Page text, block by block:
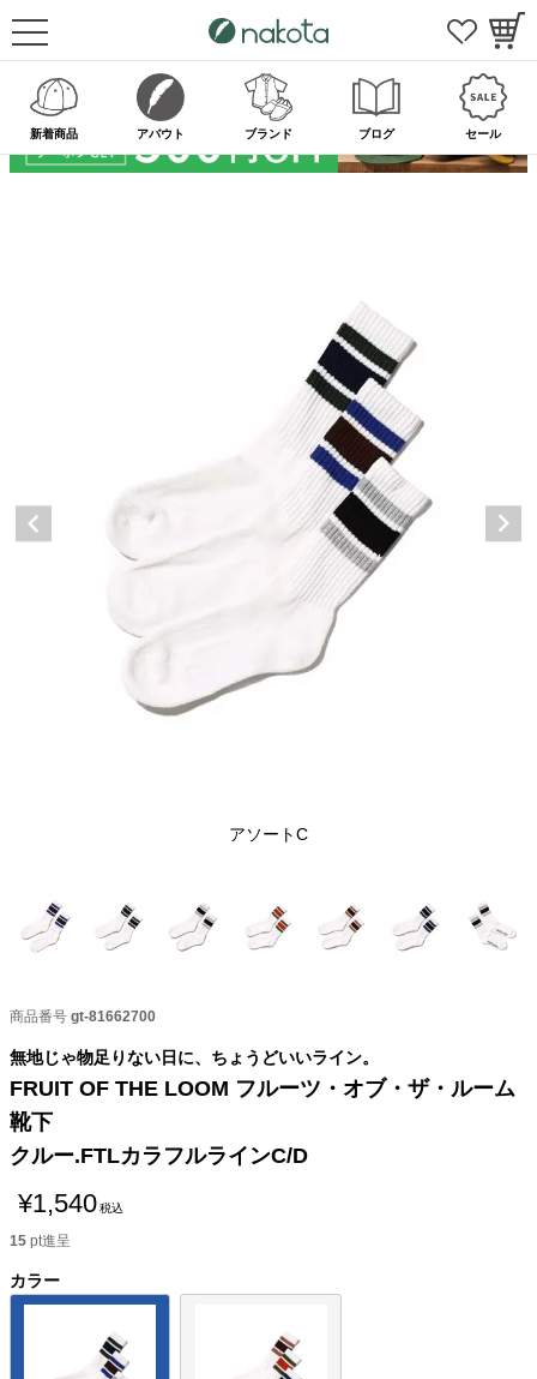
新着商品 アバウト ブランド ブログ セール
アソートC
商品番号 gt-81662700
無地じゃ物足りない日に、ちょうどいいライン。
FRUIT OF THE LOOM フルーツ・オブ・ザ・ルーム
靴下
クルー.FTLカラフルラインC/D
¥1,540税込
15 pt進呈
カラー